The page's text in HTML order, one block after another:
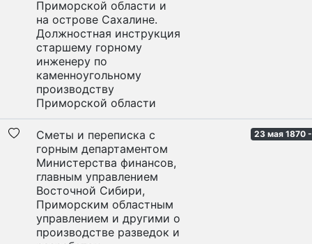
Приморской области и
на острове Сахалине.
Должностная инструкция
старшему горному
инженеру по
каменноугольному
производству
Приморской области
Сметы и переписка с
горным департаментом
Министерства финансов,
главным управлением
Восточной Сибири,
Приморским областным
управлением и другими о
производстве разведок и
23 мая 1870